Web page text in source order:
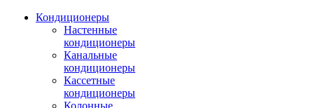
Кондиционеры
Настенные
кондиционеры
Канальные
кондиционеры
Кассетные
кондиционеры
Колонные